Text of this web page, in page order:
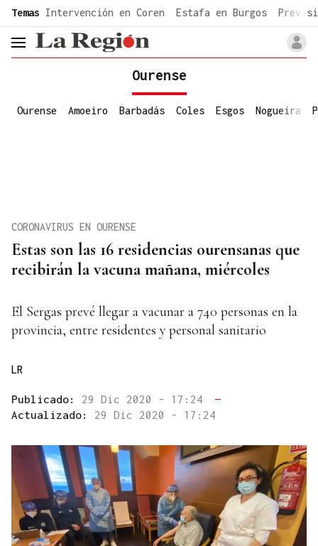
common.go-to-content
Temas Intervención en Coren Estafa en Burgos
header.menu.open
Ourense
Ourense Amoeiro Barbadás Coles Esgos Nogueira
Estas son las 16 residencias ourensanas que
recibirán la vacuna mañana, miércoles
CORONAVIRUS EN OURENSE
El Sergas prevé llegar a vacunar a 740 personas en la
provincia, entre residentes y personal sanitario
LR
Publicado: 29 Dic 2020 - 17:24
—
Actualizado: 29 Dic 2020 - 17:24